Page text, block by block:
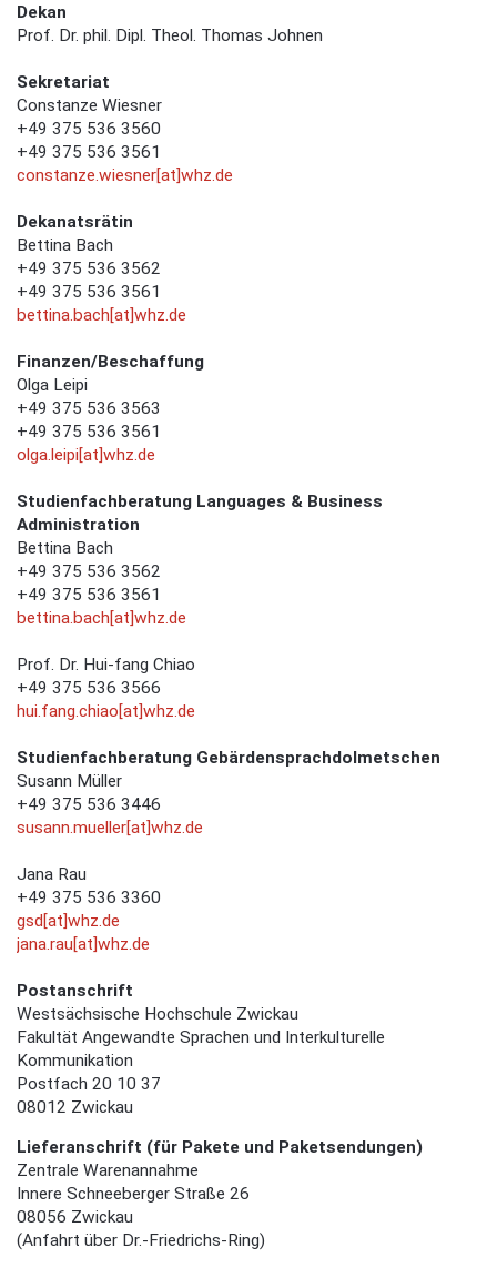
Dekan
Prof. Dr. phil. Dipl. Theol. Thomas Johnen
Sekretariat
Constanze Wiesner
+49 375 536 3560
+49 375 536 3561
constanze.wiesner[at]whz.de
Dekanatsrätin
Bettina Bach
+49 375 536 3562
+49 375 536 3561
bettina.bach[at]whz.de
Finanzen/Beschaffung
Olga Leipi
+49 375 536 3563
+49 375 536 3561
olga.leipi[at]whz.de
Studienfachberatung Languages & Business
Administration
Bettina Bach
+49 375 536 3562
+49 375 536 3561
bettina.bach[at]whz.de
Prof. Dr. Hui-fang Chiao
+49 375 536 3566
hui.fang.chiao[at]whz.de
Studienfachberatung Gebärdensprachdolmetschen
Susann Müller
+49 375 536 3446
susann.mueller[at]whz.de
Jana Rau
+49 375 536 3360
gsd[at]whz.de
jana.rau[at]whz.de
Postanschrift
Westsächsische Hochschule Zwickau
Fakultät Angewandte Sprachen und Interkulturelle
Kommunikation
Postfach 20 10 37
08012 Zwickau
Lieferanschrift (für Pakete und Paketsendungen)
Zentrale Warenannahme
Innere Schneeberger Straße 26
08056 Zwickau
(Anfahrt über Dr.-Friedrichs-Ring)